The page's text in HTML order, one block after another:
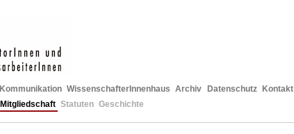
Kommunikation WissenschafterInnenhaus Archiv Datenschutz
Kontakt
Mitgliedschaft Statuten Geschichte